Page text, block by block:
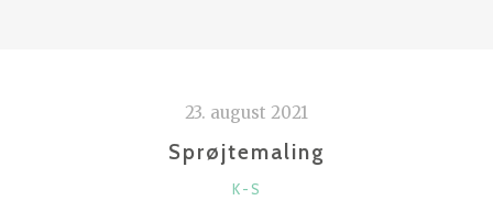
23. august 2021
Sprøjtemaling
KATEGORIER
K-S